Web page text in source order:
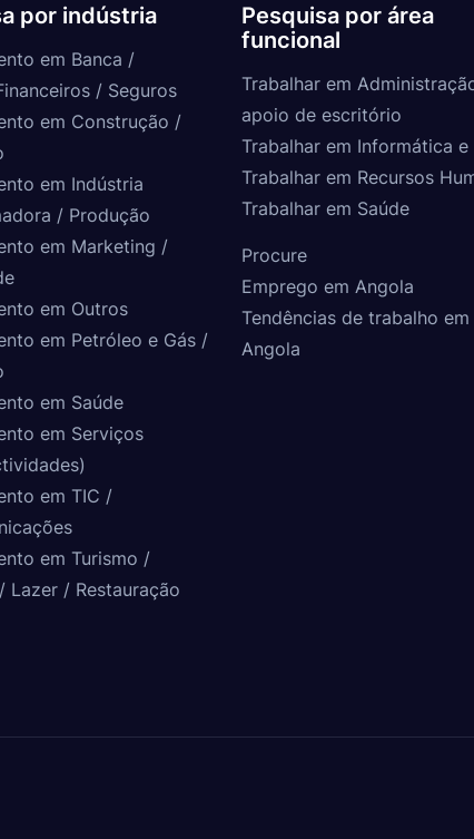
por indústria
em Banca /
/ Seguros
em Construção /
em Indústria
/ Produção
em Marketing /
em Outros
em Petróleo e Gás /
em Saúde
em Serviços
em TIC /
em Turismo /
Lazer / Restauração
Pesquisa por área
funcional
Trabalhar em
apoio de escritório
Trabalhar em Informática e
Trabalhar em Recursos
Trabalhar em Saúde
Procure
Emprego em Angola
Tendências de trabalho em
Angola